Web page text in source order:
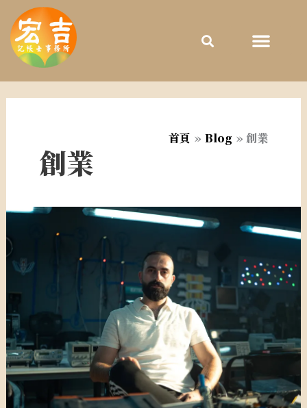
內
容
首頁 Blog 創業
創業
選
公
司
址
的
五
個
教
訓